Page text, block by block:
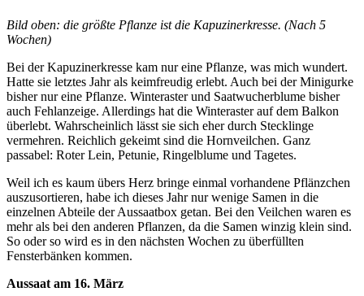
Bild oben: die größte Pflanze ist die Kapuzinerkresse. (Nach 5
Wochen)
Bei der Kapuzinerkresse kam nur eine Pflanze, was mich wundert.
Hatte sie letztes Jahr als keimfreudig erlebt. Auch bei der Minigurke
bisher nur eine Pflanze. Winteraster und Saatwucherblume bisher
auch Fehlanzeige. Allerdings hat die Winteraster auf dem Balkon
überlebt. Wahrscheinlich lässt sie sich eher durch Stecklinge
vermehren. Reichlich gekeimt sind die Hornveilchen. Ganz
passabel: Roter Lein, Petunie, Ringelblume und Tagetes.
Weil ich es kaum übers Herz bringe einmal vorhandene Pflänzchen
auszusortieren, habe ich dieses Jahr nur wenige Samen in die
einzelnen Abteile der Aussaatbox getan. Bei den Veilchen waren es
mehr als bei den anderen Pflanzen, da die Samen winzig klein sind.
So oder so wird es in den nächsten Wochen zu überfüllten
Fensterbänken kommen.
Aussaat am 16. März